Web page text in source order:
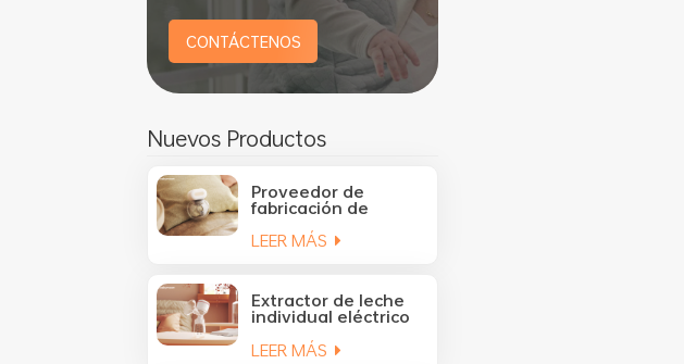
CONTÁCTENOS
Nuevos Productos
Proveedor de
fabricación de
portátiles manos
LEER MÁS
Extractor de leche
individual eléctrico
batería recargable
LEER MÁS